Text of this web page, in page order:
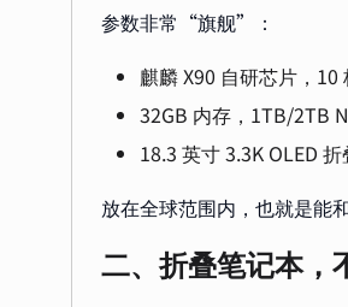
参数非常“旗舰”：
麒麟 X90 自研芯片，10
32GB 内存，1TB/2TB
18.3 英寸 3.3K OLED
放在全球范围内，也就是能
二、折叠笔记本，